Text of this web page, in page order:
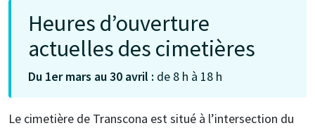
Heures d’ouverture
actuelles des cimetières
Du 1er mars au 30 avril : de 8 h à 18 h
Le cimetière de Transcona est situé à l’intersection du